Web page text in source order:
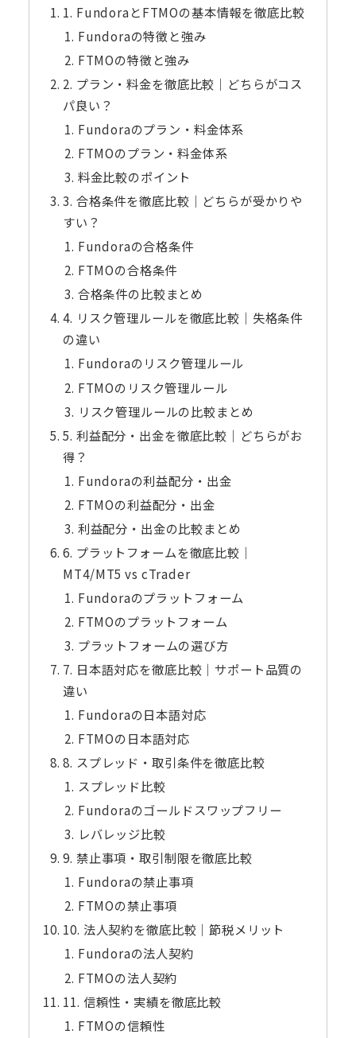
1. FundoraとFTMOの基本情報を徹底比較
Fundoraの特徴と強み
FTMOの特徴と強み
2. プラン・料金を徹底比較｜どちらがコス
パ良い？
Fundoraのプラン・料金体系
FTMOのプラン・料金体系
料金比較のポイント
3. 合格条件を徹底比較｜どちらが受かりや
すい？
Fundoraの合格条件
FTMOの合格条件
合格条件の比較まとめ
4. リスク管理ルールを徹底比較｜失格条件
の違い
Fundoraのリスク管理ルール
FTMOのリスク管理ルール
リスク管理ルールの比較まとめ
5. 利益配分・出金を徹底比較｜どちらがお
得？
Fundoraの利益配分・出金
FTMOの利益配分・出金
利益配分・出金の比較まとめ
6. プラットフォームを徹底比較｜
MT4/MT5 vs cTrader
Fundoraのプラットフォーム
FTMOのプラットフォーム
プラットフォームの選び方
7. 日本語対応を徹底比較｜サポート品質の
違い
Fundoraの日本語対応
FTMOの日本語対応
8. スプレッド・取引条件を徹底比較
スプレッド比較
Fundoraのゴールドスワップフリー
レバレッジ比較
9. 禁止事項・取引制限を徹底比較
Fundoraの禁止事項
FTMOの禁止事項
10. 法人契約を徹底比較｜節税メリット
Fundoraの法人契約
FTMOの法人契約
11. 信頼性・実績を徹底比較
FTMOの信頼性